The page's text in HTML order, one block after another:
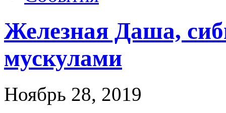
Железная Даша,
мускулами
Ноябрь 28, 2019